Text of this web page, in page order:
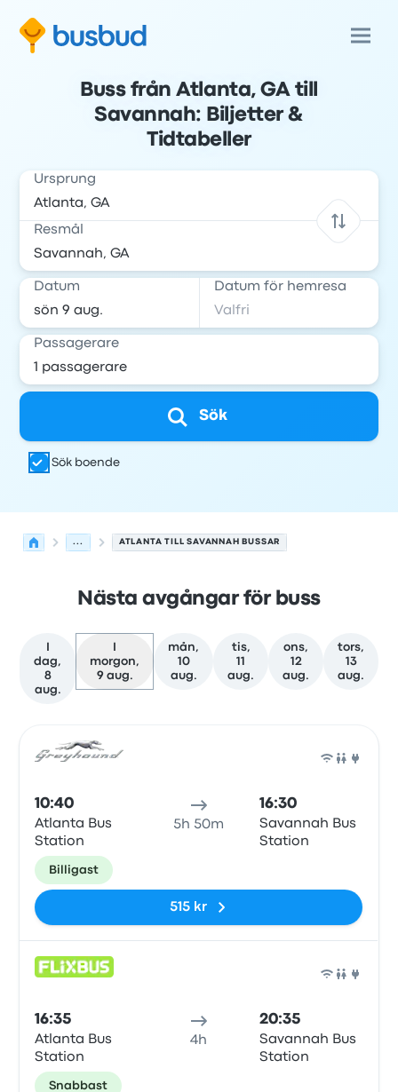
Buss från Atlanta, GA till
Savannah: Biljetter &
Tidtabeller
Ursprung
Resmål
Datum Datum för hemresa
Passagerare
Sök
Sök boende
... ATLANTA TILL SAVANNAH BUSSAR
Nästa avgångar för buss
dag,
8
aug.
morgon,
9 aug.
mån,
10
aug.
tis,
11
aug.
ons,
12
aug.
tors,
13
aug.
10:40
Atlanta Bus
Station
5h 50m
16:30
Savannah Bus
Station
Billigast
515 kr
16:35
Atlanta Bus
Station
4h
20:35
Savannah Bus
Station
Snabbast